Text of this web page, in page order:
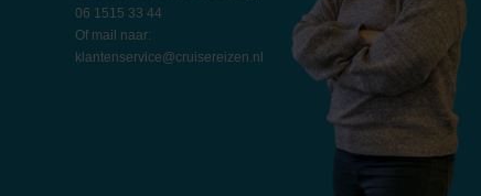
06 1515 33 44
Of mail naar:
klantenservice@cruisereizen.nl